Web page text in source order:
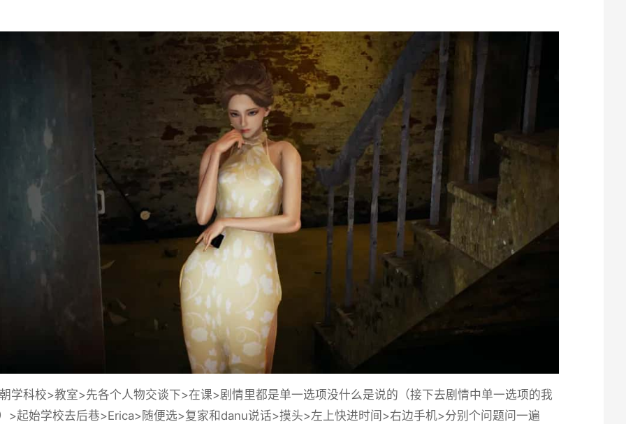
科校>教室>先各个人物交谈下>在课>剧情里都是单一选项没什么是说的（接下去剧情中单一选项的我
>起始学校去后巷>Erica>随便选>复家和danu说话>摸头>左上快进时间>右边手机>分别个问题问一遍